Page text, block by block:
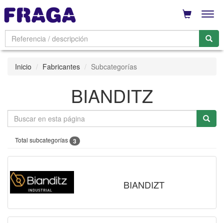
Inicio Fabricantes Subcategorías
BIANDITZ
Total subcategorías 3
BIANDIZT